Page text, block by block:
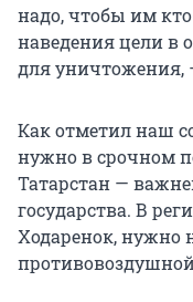
надо, чтобы им
наведения цели в
для уничтожения,
Как отметил наш
нужно в срочном
Татарстан —
государства. В
Ходаренок, нужно